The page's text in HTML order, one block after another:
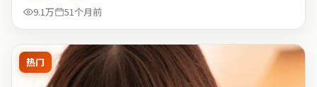
9.1万
51个月前
热门